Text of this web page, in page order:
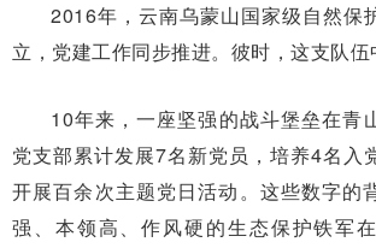
2016年，云南乌蒙山国家级自然保
立，党建工作同步推进。彼时，这支队伍
10年来，一座坚强的战斗堡垒在青
党支部累计发展7名新党员，培养4名入
开展百余次主题党日活动。这些数字的
强、本领高、作风硬的生态保护铁军